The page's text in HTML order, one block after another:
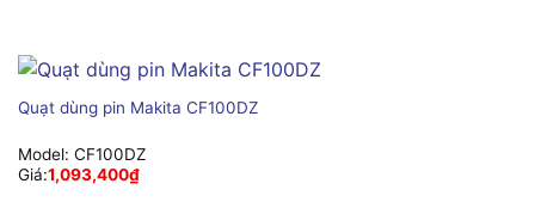
Quạt dùng pin Makita CF100DZ
Model: CF100DZ
Giá:1,093,400₫